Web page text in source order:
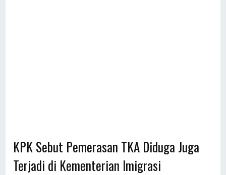
KPK Sebut Pemerasan TKA Diduga Juga
Terjadi di Kementerian Imigrasi